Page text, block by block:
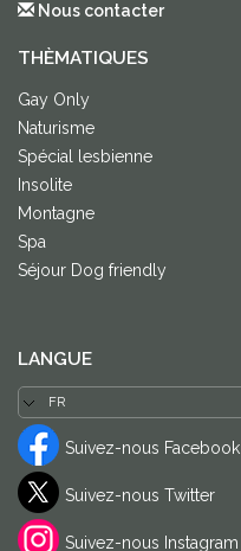
Nous contacter
THÈMATIQUES
Gay Only
Naturisme
Spécial lesbienne
Insolite
Montagne
Spa
Séjour Dog friendly
LANGUE
Suivez-nous Facebook
Suivez-nous Twitter
Suivez-nous Instagram